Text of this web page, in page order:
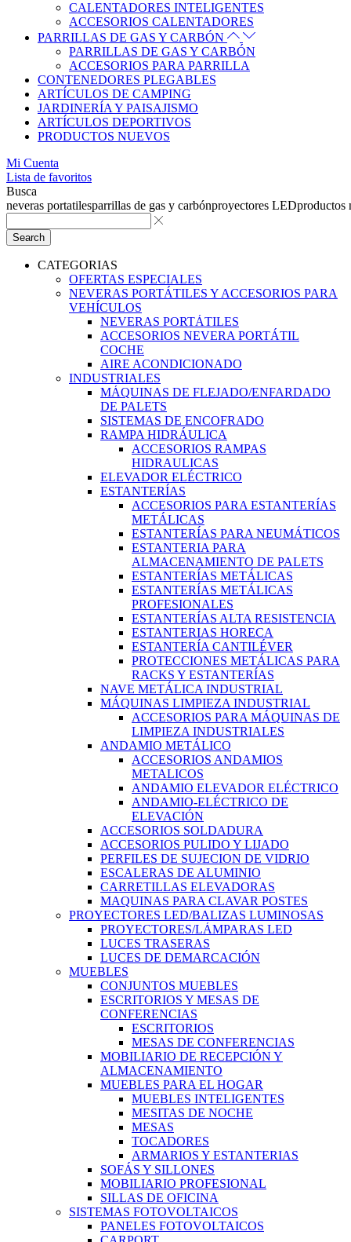
CALENTADORES INTELIGENTES
ACCESORIOS CALENTADORES
PARRILLAS DE GAS Y CARBÓN
PARRILLAS DE GAS Y CARBÓN
ACCESORIOS PARA PARRILLA
CONTENEDORES PLEGABLES
ARTÍCULOS DE CAMPING
JARDINERÍA Y PAISAJISMO
ARTÍCULOS DEPORTIVOS
PRODUCTOS NUEVOS
Mi Cuenta
Lista de favoritos
Busca
neveras portatilesparrillas de gas y carbónproyectores LEDproductos
Search
CATEGORIAS
OFERTAS ESPECIALES
NEVERAS PORTÁTILES Y ACCESORIOS PARA
VEHÍCULOS
NEVERAS PORTÁTILES
ACCESORIOS NEVERA PORTÁTIL
COCHE
AIRE ACONDICIONADO
INDUSTRIALES
MÁQUINAS DE FLEJADO/ENFARDADO
DE PALETS
SISTEMAS DE ENCOFRADO
RAMPA HIDRÁULICA
ACCESORIOS RAMPAS
HIDRAULICAS
ELEVADOR ELÉCTRICO
ESTANTERÍAS
ACCESORIOS PARA ESTANTERÍAS
METÁLICAS
ESTANTERÍAS PARA NEUMÁTICOS
ESTANTERIA PARA
ALMACENAMIENTO DE PALETS
ESTANTERÍAS METÁLICAS
ESTANTERÍAS METÁLICAS
PROFESIONALES
ESTANTERÍAS ALTA RESISTENCIA
ESTANTERIAS HORECA
ESTANTERÍA CANTILÉVER
PROTECCIONES METÁLICAS PARA
RACKS Y ESTANTERÍAS
NAVE METÁLICA INDUSTRIAL
MÁQUINAS LIMPIEZA INDUSTRIAL
ACCESORIOS PARA MÁQUINAS DE
LIMPIEZA INDUSTRIALES
ANDAMIO METÁLICO
ACCESORIOS ANDAMIOS
METALICOS
ANDAMIO ELEVADOR ELÉCTRICO
ANDAMIO-ELÉCTRICO DE
ELEVACIÓN
ACCESORIOS SOLDADURA
ACCESORIOS PULIDO Y LIJADO
PERFILES DE SUJECION DE VIDRIO
ESCALERAS DE ALUMINIO
CARRETILLAS ELEVADORAS
MAQUINAS PARA CLAVAR POSTES
PROYECTORES LED/BALIZAS LUMINOSAS
PROYECTORES/LÁMPARAS LED
LUCES TRASERAS
LUCES DE DEMARCACIÓN
MUEBLES
CONJUNTOS MUEBLES
ESCRITORIOS Y MESAS DE
CONFERENCIAS
ESCRITORIOS
MESAS DE CONFERENCIAS
MOBILIARIO DE RECEPCIÓN Y
ALMACENAMIENTO
MUEBLES PARA EL HOGAR
MUEBLES INTELIGENTES
MESITAS DE NOCHE
MESAS
TOCADORES
ARMARIOS Y ESTANTERIAS
SOFÁS Y SILLONES
MOBILIARIO PROFESIONAL
SILLAS DE OFICINA
SISTEMAS FOTOVOLTAICOS
PANELES FOTOVOLTAICOS